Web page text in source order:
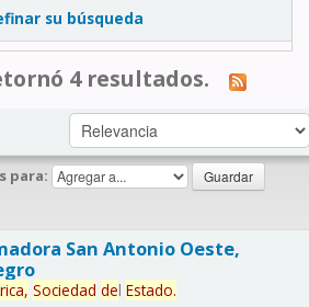
su búsqueda
4 resultados.
para:
San Antonio Oeste,
Sociedad del Estado.